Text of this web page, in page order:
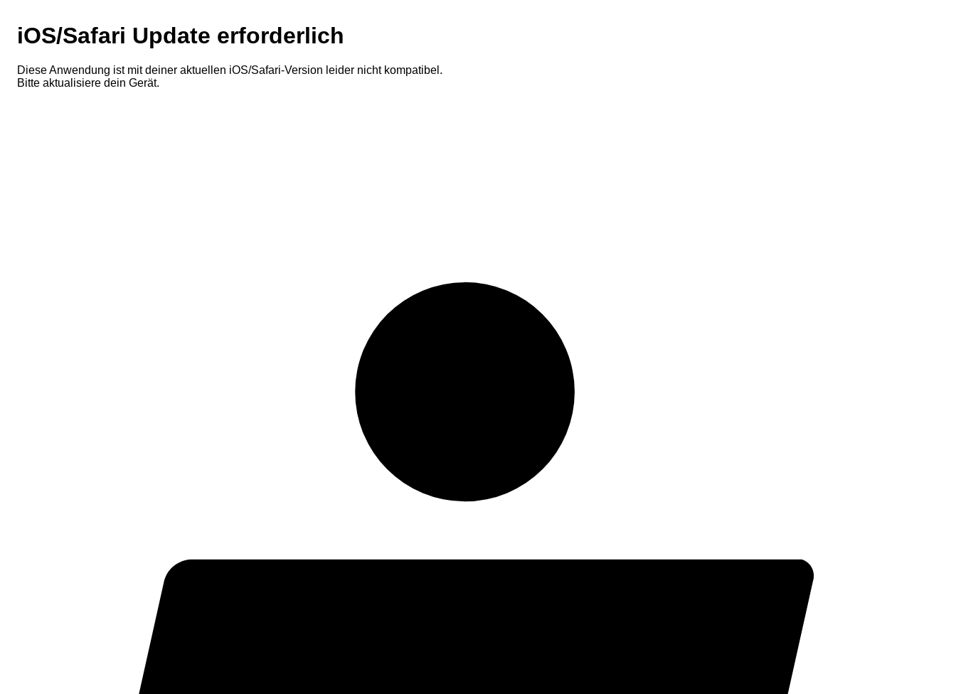
iOS/Safari Update erforderlich
Diese Anwendung ist mit deiner aktuellen iOS/Safari-Version leider nicht kompatibel.
Bitte aktualisiere dein Gerät.